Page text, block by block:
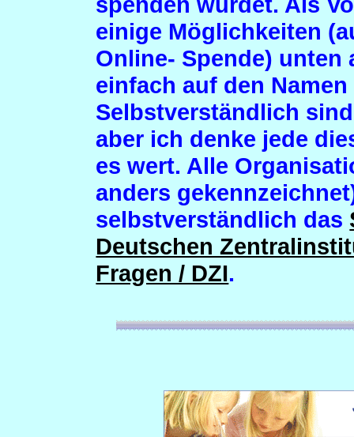
einige Möglichkeiten
Online- Spende)
einfach auf den
Selbstverständlich
aber ich denke jede
es wert. Alle
anders
selbstverständlich das
Deutschen
Fragen / DZI.